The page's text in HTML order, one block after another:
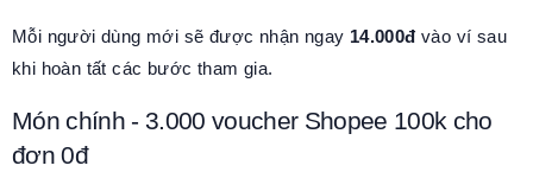
Mỗi người dùng mới sẽ được nhận ngay 14.000đ vào ví sau
khi hoàn tất các bước tham gia.
Món chính - 3.000 voucher Shopee 100k cho
đơn 0đ